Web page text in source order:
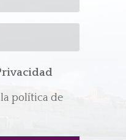
política de